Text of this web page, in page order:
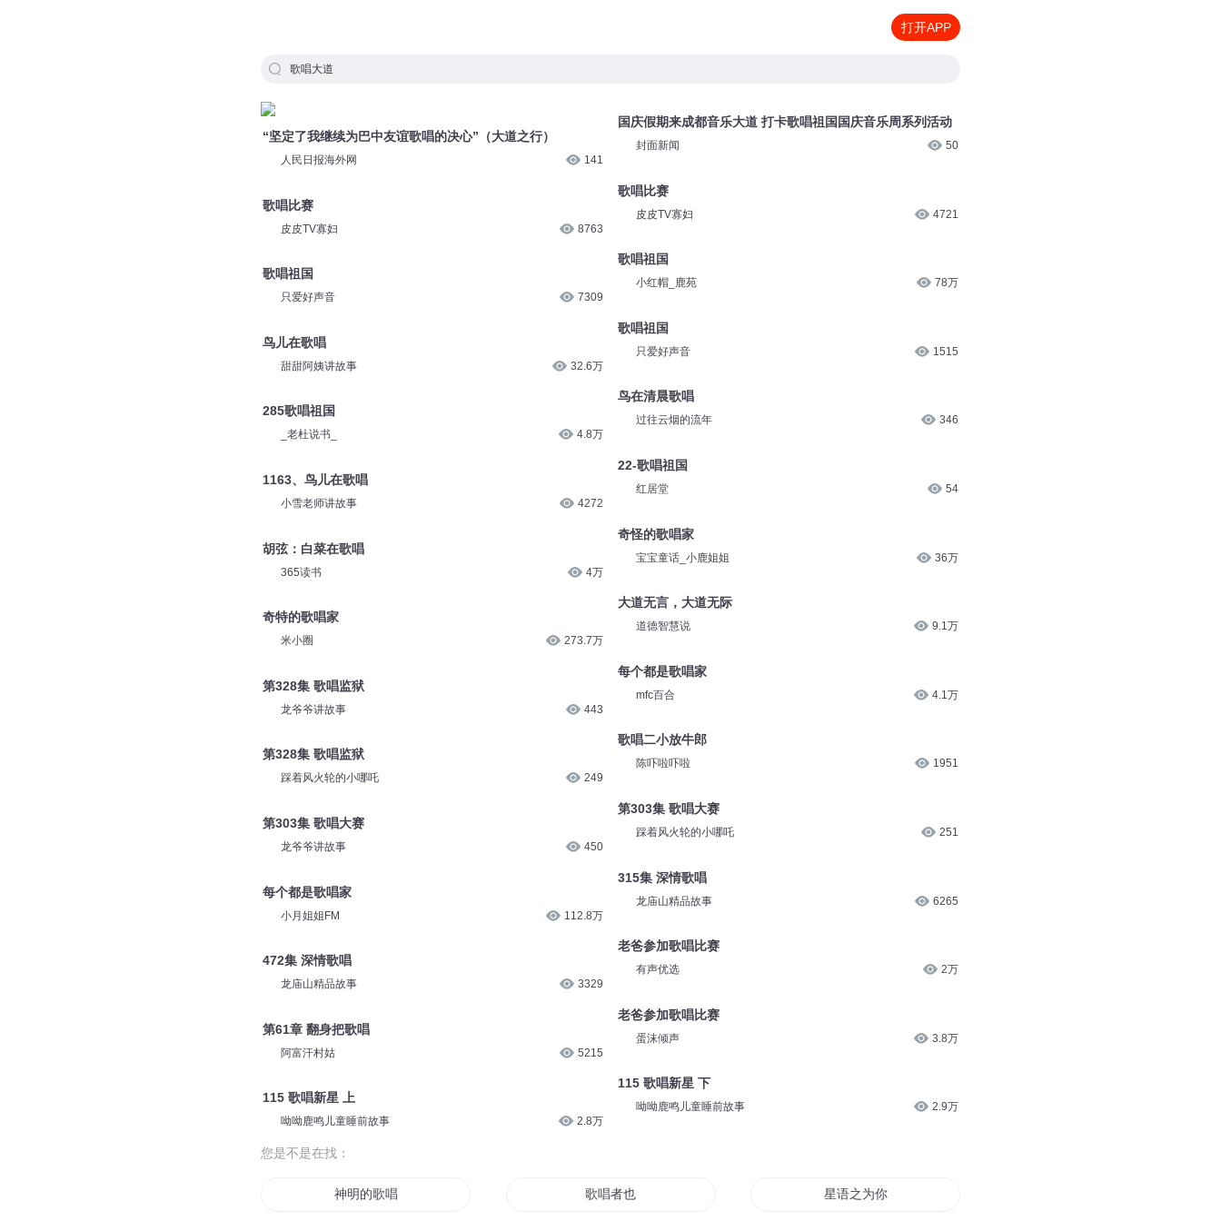
打开APP
歌唱大道
“坚定了我继续为巴中友谊歌唱的决心”（大道之行）
人民日报海外网 141
歌唱比赛
皮皮TV寡妇 8763
歌唱祖国
只爱好声音 7309
鸟儿在歌唱
甜甜阿姨讲故事 32.6万
285歌唱祖国
_老杜说书_ 4.8万
1163、鸟儿在歌唱
小雪老师讲故事 4272
胡弦：白菜在歌唱
365读书 4万
奇特的歌唱家
米小圈 273.7万
第328集 歌唱监狱
龙爷爷讲故事 443
第328集 歌唱监狱
踩着风火轮的小哪吒 249
第303集 歌唱大赛
龙爷爷讲故事 450
每个都是歌唱家
小月姐姐FM 112.8万
472集 深情歌唱
龙庙山精品故事 3329
第61章 翻身把歌唱
阿富汗村姑 5215
115 歌唱新星 上
呦呦鹿鸣儿童睡前故事 2.8万
国庆假期来成都音乐大道 打卡歌唱祖国国庆音乐周系列活动
封面新闻 50
歌唱比赛
皮皮TV寡妇 4721
歌唱祖国
小红帽_鹿苑 78万
歌唱祖国
只爱好声音 1515
鸟在清晨歌唱
过往云烟的流年 346
22-歌唱祖国
红居堂 54
奇怪的歌唱家
宝宝童话_小鹿姐姐 36万
大道无言，大道无际
道德智慧说 9.1万
每个都是歌唱家
mfc百合 4.1万
歌唱二小放牛郎
陈吓啦吓啦 1951
第303集 歌唱大赛
踩着风火轮的小哪吒 251
315集 深情歌唱
龙庙山精品故事 6265
老爸参加歌唱比赛
有声优选 2万
老爸参加歌唱比赛
蛋沫倾声 3.8万
115 歌唱新星 下
呦呦鹿鸣儿童睡前故事 2.9万
您是不是在找：
神明的歌唱 歌唱者也 星语之为你而唱